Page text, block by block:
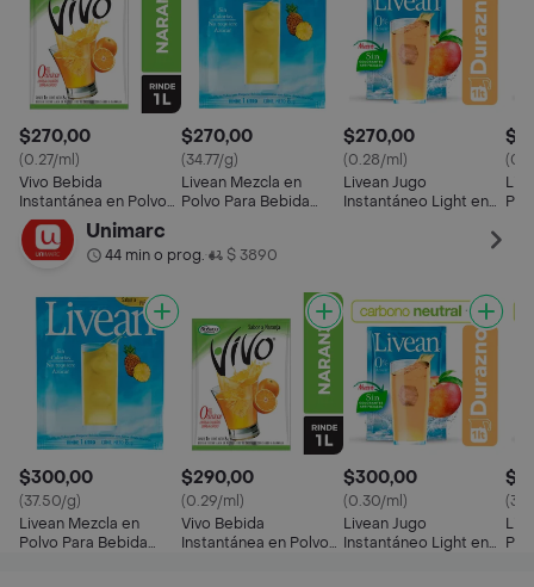
$270,00
(0.27/ml)
Vivo Bebida
Instantánea en Polvo
Sabor Naranja 1 L
$270,00
(34.77/g)
Livean Mezcla en
Polvo Para Bebida
$270,00
(0.28/ml)
Livean Jugo
Instantáneo Light en
Unimarc
44 min o prog.• $ 3890
$300,00
(37.50/g)
Livean Mezcla en
Polvo Para Bebida
$290,00
(0.29/ml)
Vivo Bebida
Instantánea en Polvo
$300,00
(0.30/ml)
Livean Jugo
Instantáneo Light en